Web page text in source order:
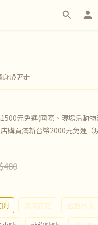
帶著走
元免運(國際、現場活動物
購買滿新台幣2000元免運（
開 滿滿花花
藍色日文